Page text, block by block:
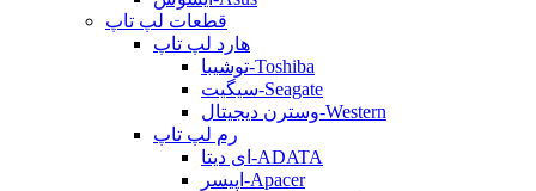
قطعات لپ تاپ
هارد لپ تاپ
توشیبا-Toshiba
سیگیت-Seagate
وسترن دیجیتال-Western
رم لپ تاپ
ای دیتا-ADATA
اپیسر-Apacer